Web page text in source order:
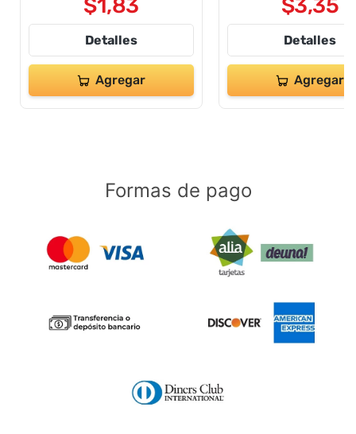
$1,83
Detalles
Agregar
$3,35
Detalles
Agregar
Formas de pago